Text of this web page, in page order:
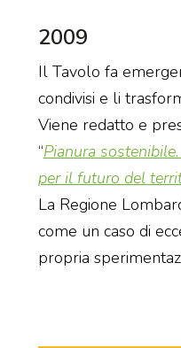
2009
Il Tavolo fa
condivisi e li
Viene redatto e
“Pianura
per il futuro del
La Regione
come un caso di
propria